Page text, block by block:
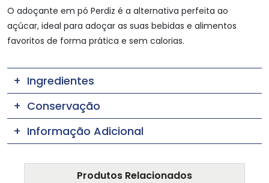
O adoçante em pó Perdiz é a alternativa perfeita ao
açúcar, ideal para adoçar as suas bebidas e alimentos
favoritos de forma prática e sem calorias.
Ingredientes
Conservação
Informação Adicional
Produtos Relacionados